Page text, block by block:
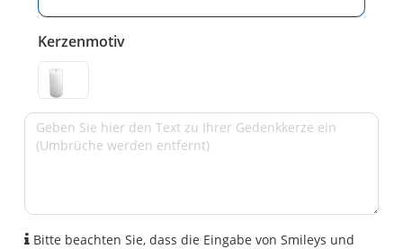
Kerzenmotiv
Bitte beachten Sie, dass die Eingabe von Smileys und